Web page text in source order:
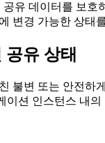
유 데이터를 보
변경 가능한 상태
유 상태
불변 또는 안전하
이션 인스턴스 내